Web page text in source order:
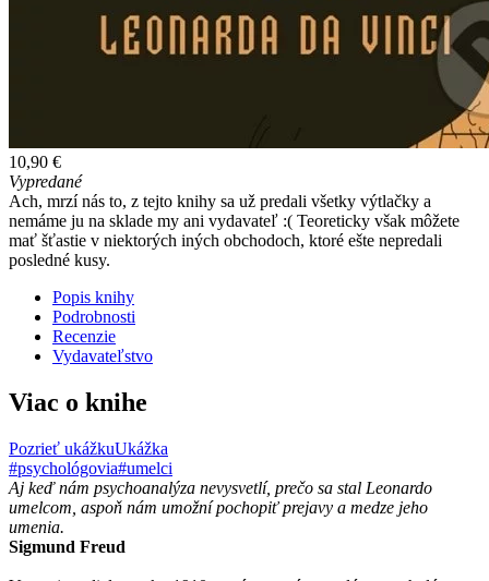
10,90 €
Vypredané
Ach, mrzí nás to, z tejto knihy sa už predali všetky výtlačky a
nemáme ju na sklade my ani vydavateľ :( Teoreticky však môžete
mať šťastie v niektorých iných obchodoch, ktoré ešte nepredali
posledné kusy.
Popis knihy
Podrobnosti
Recenzie
Vydavateľstvo
Viac o knihe
Pozrieť ukážkuUkážka
#psychológovia#umelci
Aj keď nám psychoanalýza nevysvetlí, prečo sa stal Leonardo
umelcom, aspoň nám umožní pochopiť prejavy a medze jeho
umenia.
Sigmund Freud